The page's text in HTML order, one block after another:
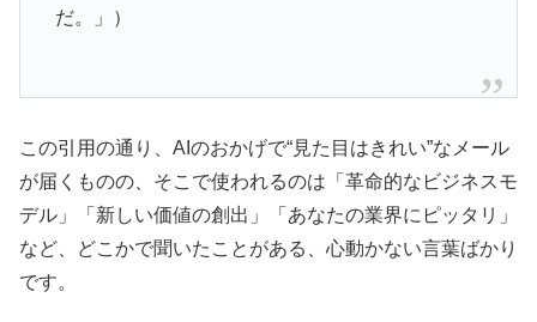
だ。」）
この引用の通り、AIのおかげで“見た目はきれい”なメール
が届くものの、そこで使われるのは「革命的なビジネスモ
デル」「新しい価値の創出」「あなたの業界にピッタリ」
など、どこかで聞いたことがある、心動かない言葉ばかり
です。